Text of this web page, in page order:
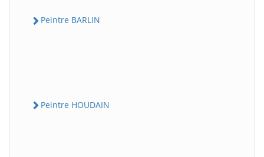
Peintre BARLIN
Peintre HOUDAIN